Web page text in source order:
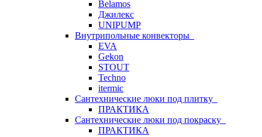
Belamos
Джилекс
UNIPUMP
Внутрипольные конвекторы
EVA
Gekon
STOUT
Techno
itermic
Сантехнические люки под плитку
ПРАКТИКА
Сантехнические люки под покраску
ПРАКТИКА